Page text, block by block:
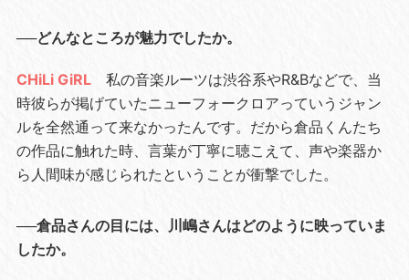
──どんなところが魅力でしたか。
CHiLi GiRL
私の音楽ルーツは渋谷系やR&Bなどで、当
時彼らが掲げていたニューフォークロアっていうジャン
ルを全然通って来なかったんです。だから倉品くんたち
の作品に触れた時、言葉が丁寧に聴こえて、声や楽器か
ら人間味が感じられたということが衝撃でした。
──倉品さんの目には、川嶋さんはどのように映っていま
したか。